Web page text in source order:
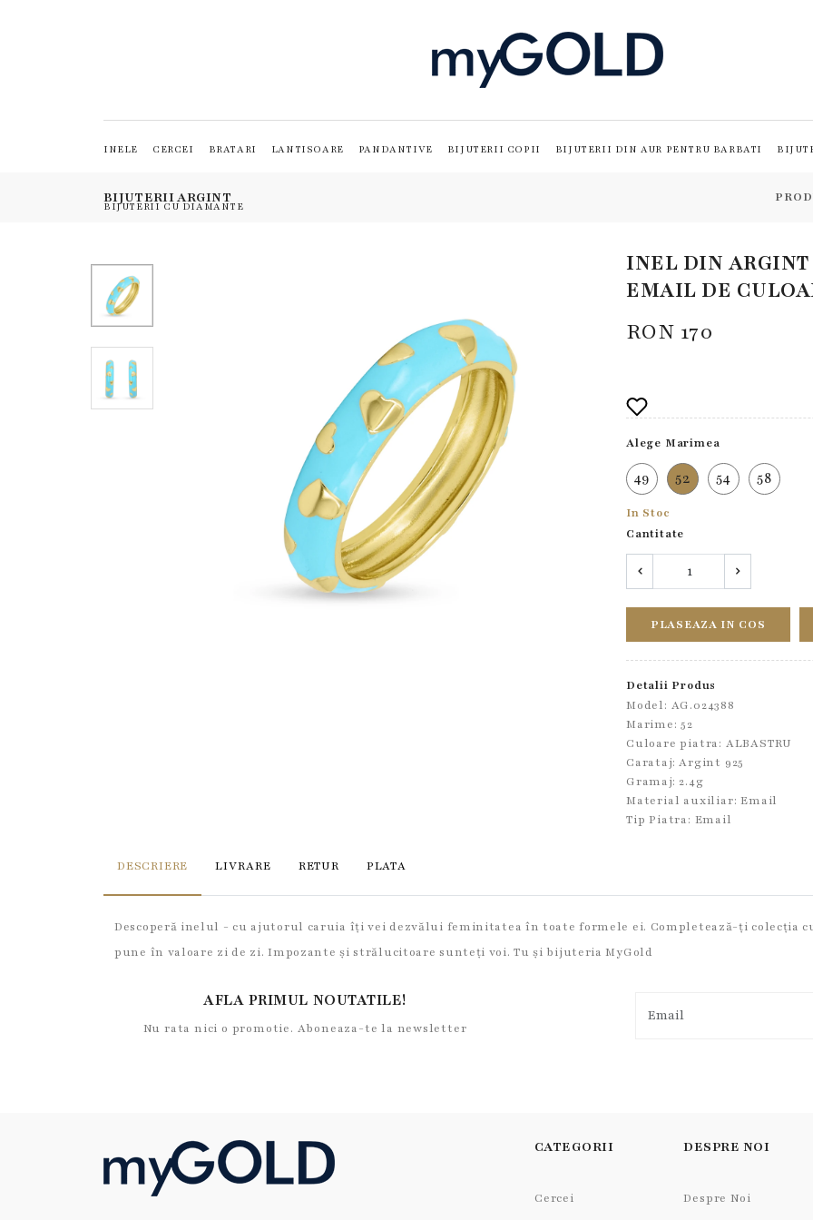
INELE CERCEI BRATARI LANTISOARE PANDANTIVE BIJUTERII COPII BIJUTERII DIN AUR PENTRU BARBATI
BIJUTERII CU DIAMANTE
BIJUTERII ARGINT
INEL DIN ARGINT
EMAIL DE
RON 170
Alege Marimea
49 52 54 58
In Stoc
Cantitate
PLASEAZA IN COS
Detalii Produs
Model: AG.024388
Marime: 52
Culoare piatra: ALBASTRU
Carataj: Argint 925
Gramaj: 2.4g
Material auxiliar:Email
Tip Piatra: Email
DESCRIERE LIVRARE RETUR PLATA
Descoperă inelul - cu ajutorul caruia îți vei dezvălui feminitatea în toate formele ei. Completează-ți colecția cu
pune în valoare zi de zi. Impozante și strălucitoare sunteți voi. Tu și bijuteria MyGold
AFLA PRIMUL NOUTATILE!
Nu rata nici o promotie. Aboneaza-te la newsletter
CATEGORII
Cercei
DESPRE NOI
Despre Noi